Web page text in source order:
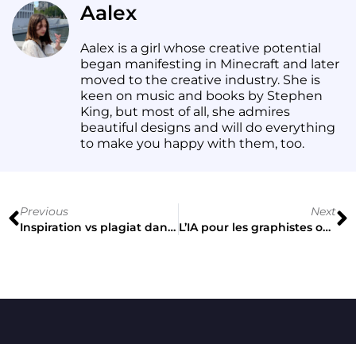
Aalex
Aalex is a girl whose creative potential
began manifesting in Minecraft and later
moved to the creative industry. She is
keen on music and books by Stephen
King, but most of all, she admires
beautiful designs and will do everything
to make you happy with them, too.
Previous
Inspiration vs plagiat dans le design
Next
L’IA pour les graphistes ou comment améliorer votre flux de travail